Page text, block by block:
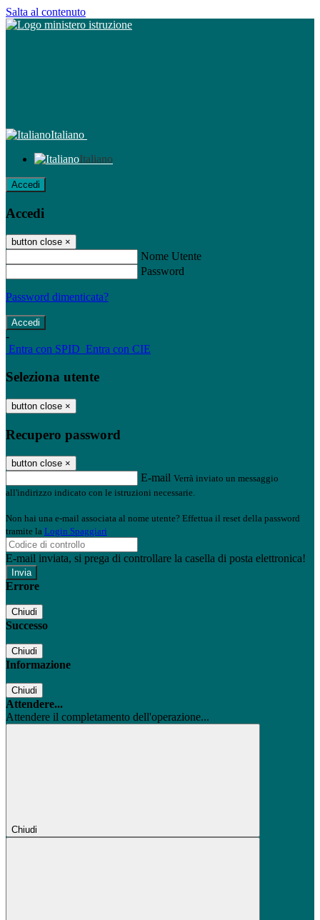
Salta al contenuto
Italiano
Italiano
Accedi
Accedi
button close ×
Nome Utente
Password
Password dimenticata?
-
Entra con SPID Entra con CIE
Seleziona utente
button close ×
Recupero password
button close ×
E-mail Verrà inviato un messaggio
all'indirizzo indicato con le istruzioni necessarie.
Non hai una e-mail associata al nome utente? Effettua il reset della password
tramite la Login Spaggiari
E-mail inviata, si prega di controllare la casella di posta elettronica!
Errore
Chiudi
Successo
Chiudi
Informazione
Chiudi
Attendere...
Attendere il completamento dell'operazione...
Chiudi